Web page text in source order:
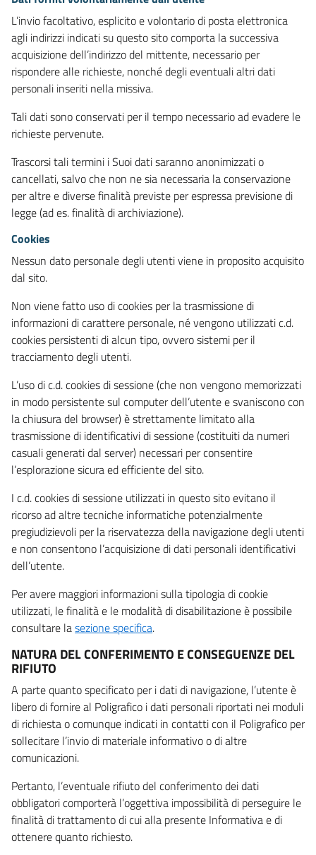
L’invio facoltativo, esplicito e volontario di posta elettronica
agli indirizzi indicati su questo sito comporta la successiva
acquisizione dell’indirizzo del mittente, necessario per
rispondere alle richieste, nonché degli eventuali altri dati
personali inseriti nella missiva.
Tali dati sono conservati per il tempo necessario ad evadere le
richieste pervenute.
Trascorsi tali termini i Suoi dati saranno anonimizzati o
cancellati, salvo che non ne sia necessaria la conservazione
per altre e diverse finalità previste per espressa previsione di
legge (ad es. finalità di archiviazione).
Cookies
Nessun dato personale degli utenti viene in proposito acquisito
dal sito.
Non viene fatto uso di cookies per la trasmissione di
informazioni di carattere personale, né vengono utilizzati c.d.
cookies persistenti di alcun tipo, ovvero sistemi per il
tracciamento degli utenti.
L’uso di c.d. cookies di sessione (che non vengono memorizzati
in modo persistente sul computer dell’utente e svaniscono con
la chiusura del browser) è strettamente limitato alla
trasmissione di identificativi di sessione (costituiti da numeri
casuali generati dal server) necessari per consentire
l’esplorazione sicura ed efficiente del sito.
I c.d. cookies di sessione utilizzati in questo sito evitano il
ricorso ad altre tecniche informatiche potenzialmente
pregiudizievoli per la riservatezza della navigazione degli utenti
e non consentono l’acquisizione di dati personali identificativi
dell’utente.
Per avere maggiori informazioni sulla tipologia di cookie
utilizzati, le finalità e le modalità di disabilitazione è possibile
consultare lasezione specifica.
NATURA DEL CONFERIMENTO E CONSEGUENZE DEL
RIFIUTO
A parte quanto specificato per i dati di navigazione, l’utente è
libero di fornire al Poligrafico i dati personali riportati nei moduli
di richiesta o comunque indicati in contatti con il Poligrafico per
sollecitare l’invio di materiale informativo o di altre
comunicazioni.
Pertanto, l’eventuale rifiuto del conferimento dei dati
obbligatori comporterà l’oggettiva impossibilità di perseguire le
finalità di trattamento di cui alla presente Informativa e di
ottenere quanto richiesto.